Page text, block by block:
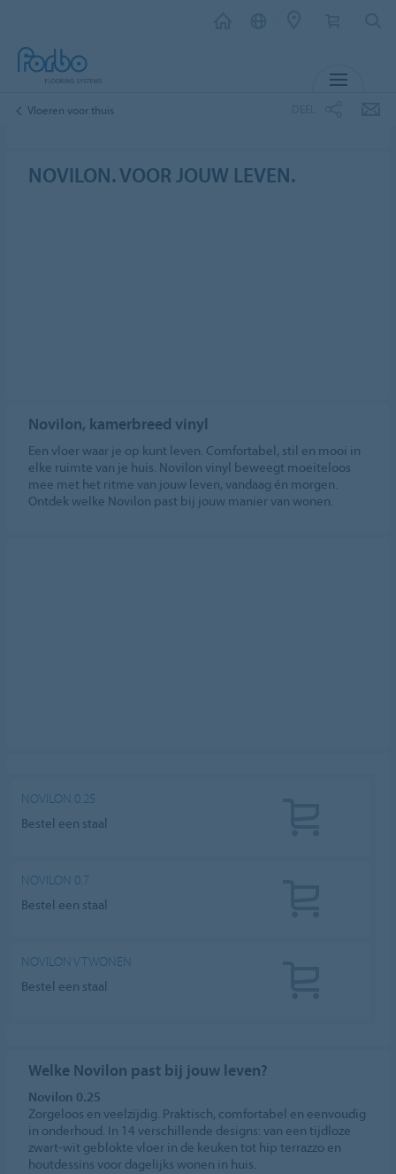
Vloeren voor thuis
NOVILON. VOOR JOUW LEVEN.
Novilon, kamerbreed vinyl
Een vloer waar je op kunt leven. Comfortabel, stil en mooi in
elke ruimte van je huis. Novilon vinyl beweegt moeiteloos
mee met het ritme van jouw leven, vandaag én morgen.
Ontdek welke Novilon past bij jouw manier van wonen.
NOVILON 0.25
Bestel een staal
NOVILON 0.7
Bestel een staal
NOVILON VTWONEN
Bestel een staal
Welke Novilon past bij jouw leven?
Novilon 0.25
Zorgeloos en veelzijdig. Praktisch, comfortabel en eenvoudig
in onderhoud. In 14 verschillende designs: van een tijdloze
zwart-wit geblokte vloer in de keuken tot hip terrazzo en
houtdessins voor dagelijks wonen in huis.